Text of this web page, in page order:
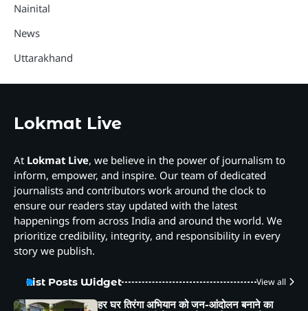
Nainital
News
Uttarakhand
Lokmat Live
At Lokmat Live, we believe in the power of journalism to
inform, empower, and inspire. Our team of dedicated
journalists and contributors work around the clock to
ensure our readers stay updated with the latest
happenings from across India and around the world. We
prioritize credibility, integrity, and responsibility in every
story we publish.
List Posts Widget View all
हर घर तिरंगा अभियान को जन-आंदोलन बनाने का